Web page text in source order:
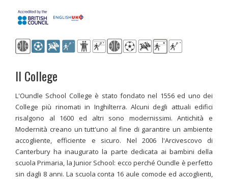
Il College
L'Oundle School College è stato fondato nel 1556 ed uno dei
College più rinomati in Inghilterra. Alcuni degli attuali edifici
risalgono al 1600 ed altri sono modernissimi. Antichità e
Modernità creano un tutt'uno al fine di garantire un ambiente
accogliente, efficiente e sicuro. Nel 2006 l'Arcivescovo di
Canterbury ha inaugurato la parte dedicata ai bambini della
scuola Primaria, la Junior School: ecco perché Oundle è perfetto
sin dagli 8 anni. La scuola conta 16 aule comode ed accoglienti,